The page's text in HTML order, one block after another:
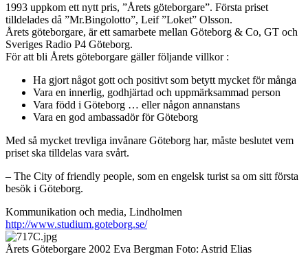
1993 uppkom ett nytt pris, ”Årets göteborgare”. Första priset
tilldelades då ”Mr.Bingolotto”, Leif ”Loket” Olsson.
Årets göteborgare, är ett samarbete mellan Göteborg & Co, GT och
Sveriges Radio P4 Göteborg.
För att bli Årets göteborgare gäller följande villkor :
Ha gjort något gott och positivt som betytt mycket för många
Vara en innerlig, godhjärtad och uppmärksammad person
Vara född i Göteborg … eller någon annanstans
Vara en god ambassadör för Göteborg
Med så mycket trevliga invånare Göteborg har, måste beslutet vem
priset ska tilldelas vara svårt.
– The City of friendly people, som en engelsk turist sa om sitt första
besök i Göteborg.
Kommunikation och media, Lindholmen
http://www.studium.goteborg.se/
Årets Göteborgare 2002 Eva Bergman Foto: Astrid Elias